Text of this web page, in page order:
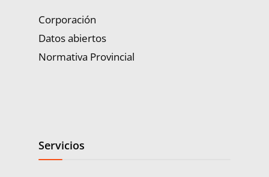
Corporación
Datos abiertos
Normativa Provincial
Servicios